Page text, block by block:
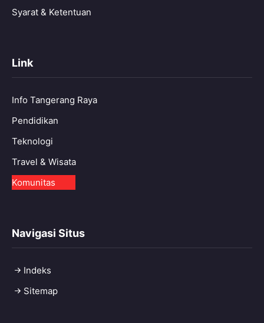
Syarat & Ketentuan
Link
Info Tangerang Raya
Pendidikan
Teknologi
Travel & Wisata
Komunitas
Navigasi Situs
Indeks
Sitemap